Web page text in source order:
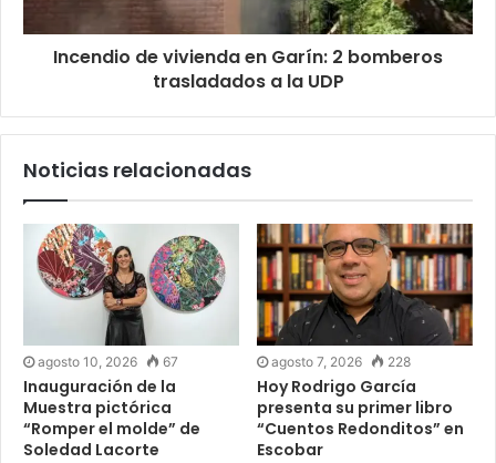
Incendio de vivienda en Garín: 2 bomberos
trasladados a la UDP
Noticias relacionadas
agosto 10, 2026 67
Inauguración de la
Muestra pictórica
“Romper el molde” de
Soledad Lacorte
agosto 7, 2026 228
Hoy Rodrigo García
presenta su primer libro
“Cuentos Redonditos” en
Escobar